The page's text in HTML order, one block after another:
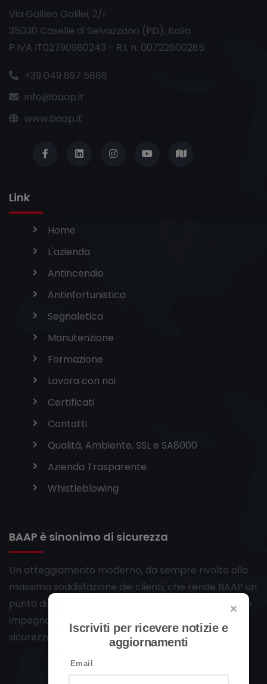
Via Galileo Galilei, 2/I
35030 Caselle di Selvazzano (PD), Italia
P.IVA IT02790980243 - R.I. n. 00722600285
+39 049 897 5888
info@baap.it
www.baap.it
Link
Home
L'azienda
Antincendio
Antinfortunistica
Segnaletica
Manutenzione
Formazione
Lavora con noi
Certificati
Contatti
Qualità, Ambiente, SSL e SA8000
Azienda Trasparente
Whistleblowing
BAAP è sinonimo di sicurezza
Un atteggiamento moderno, da sempre rivolto alla
massima soddisfazione dei clienti, che rende BAAP un
punto di riferimento per chi decide un chiaro e forte
impegno nella soluzione dei problemi legati alla
sicurezza.
Iscriviti per ricevere notizie e
aggiornamenti
Email